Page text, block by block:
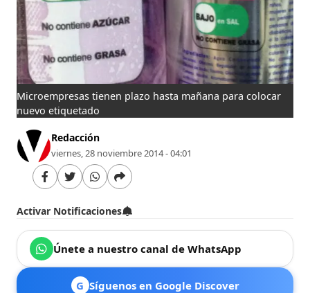
Microempresas tienen plazo hasta mañana para colocar
nuevo etiquetado
Redacción
viernes, 28 noviembre 2014 - 04:01
Activar Notificaciones
Únete a nuestro canal de WhatsApp
G Síguenos en Google Discover